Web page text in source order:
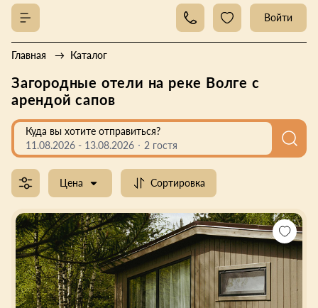
Войти
Главная Каталог
Загородные отели на реке Волге с
арендой сапов
Куда вы хотите отправиться?
11.08.2026 - 13.08.2026 2 гостя
Цена Сортировка